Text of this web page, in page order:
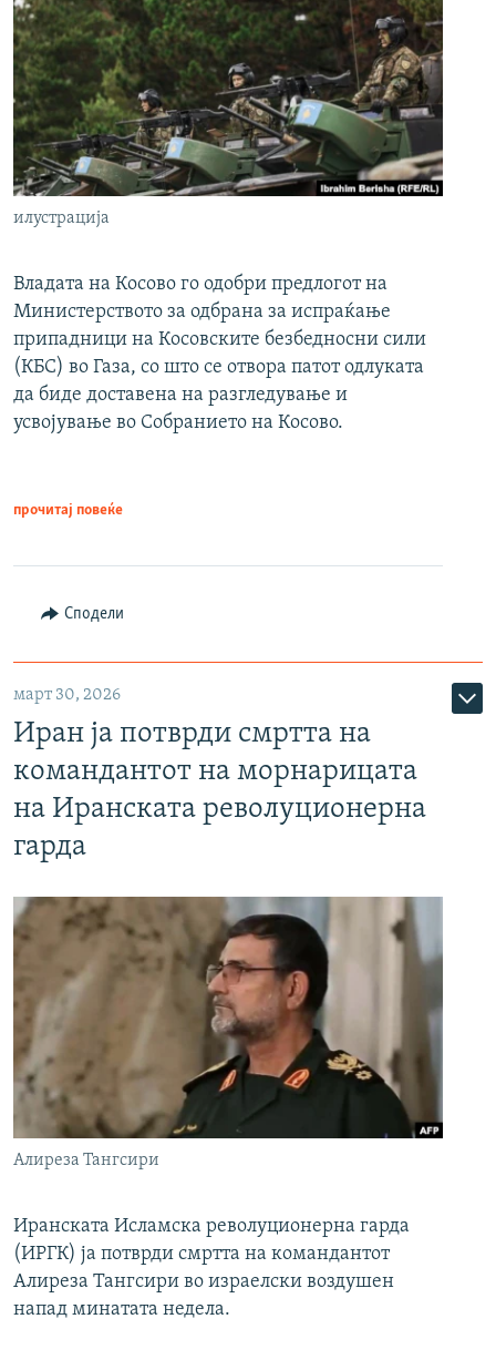
илустрација
Владата на Косово го одобри предлогот на
Министерството за одбрана за испраќање
припадници на Косовските безбедносни сили
(КБС) во Газа, со што се отвора патот одлуката
да биде доставена на разгледување и
усвојување во Собранието на Косово.
прочитај повеќе
Сподели
март 30, 2026
Иран ја потврди смртта на
командантот на морнарицата
на Иранската револуционерна
гарда
Алиреза Тангсири
Иранската Исламска револуционерна гарда
(ИРГК) ја потврди смртта на командантот
Алиреза Тангсири во израелски воздушен
напад минатата недела.